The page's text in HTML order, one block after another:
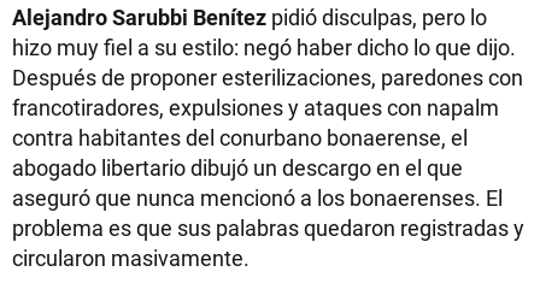
Alejandro Sarubbi Benítez pidió disculpas, pero lo
hizo muy fiel a su estilo: negó haber dicho lo que dijo.
Después de proponer esterilizaciones, paredones con
francotiradores, expulsiones y ataques con napalm
contra habitantes del conurbano bonaerense, el
abogado libertario dibujó un descargo en el que
aseguró que nunca mencionó a los bonaerenses. El
problema es que sus palabras quedaron registradas y
circularon masivamente.